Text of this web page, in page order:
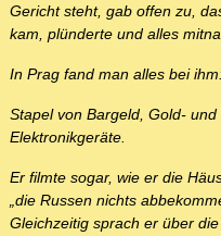
Gericht steht, gab offen zu,
kam, plünderte und alles
In Prag fand man alles bei
Stapel von Bargeld, Gold-
Elektronikgeräte.
Er filmte sogar, wie er die
„die Russen nichts
Gleichzeitig sprach er über